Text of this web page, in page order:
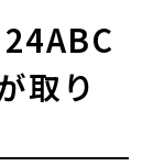
24ABC
取り